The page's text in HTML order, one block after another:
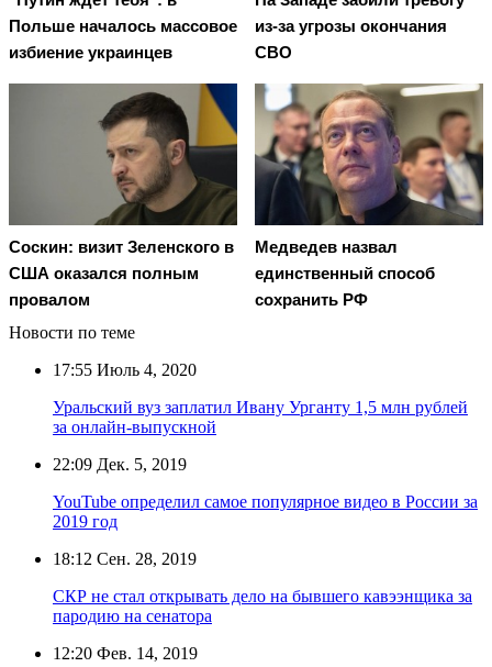
Польше началось массовое
избиение украинцев
из-за угрозы окончания
СВО
Соскин: визит Зеленского в
США оказался полным
провалом
Медведев назвал
единственный способ
сохранить РФ
Новости по теме
17:55 Июль 4, 2020
Уральский вуз заплатил Ивану Урганту 1,5 млн рублей
за онлайн-выпускной
22:09 Дек. 5, 2019
YouTube определил самое популярное видео в России за
2019 год
18:12 Сен. 28, 2019
СКР не стал открывать дело на бывшего кавээнщика за
пародию на сенатора
12:20 Фев. 14, 2019